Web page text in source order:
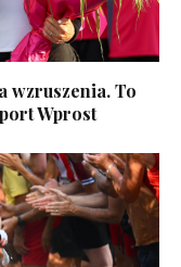
wzruszenia. To
Wprost